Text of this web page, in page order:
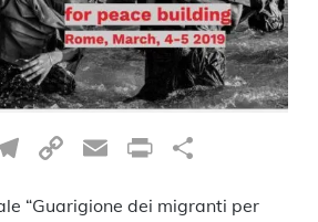
Telegram
CopyEmailPrint
“Guarigione dei migranti per